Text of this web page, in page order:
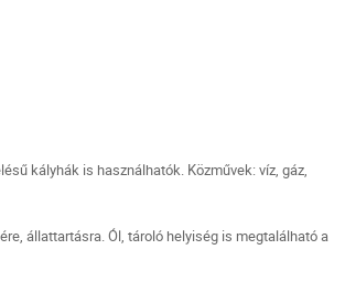
kályhák is használhatók. Közművek: víz, gáz,
állattartásra. Ól, tároló helyiség is megtalálható a